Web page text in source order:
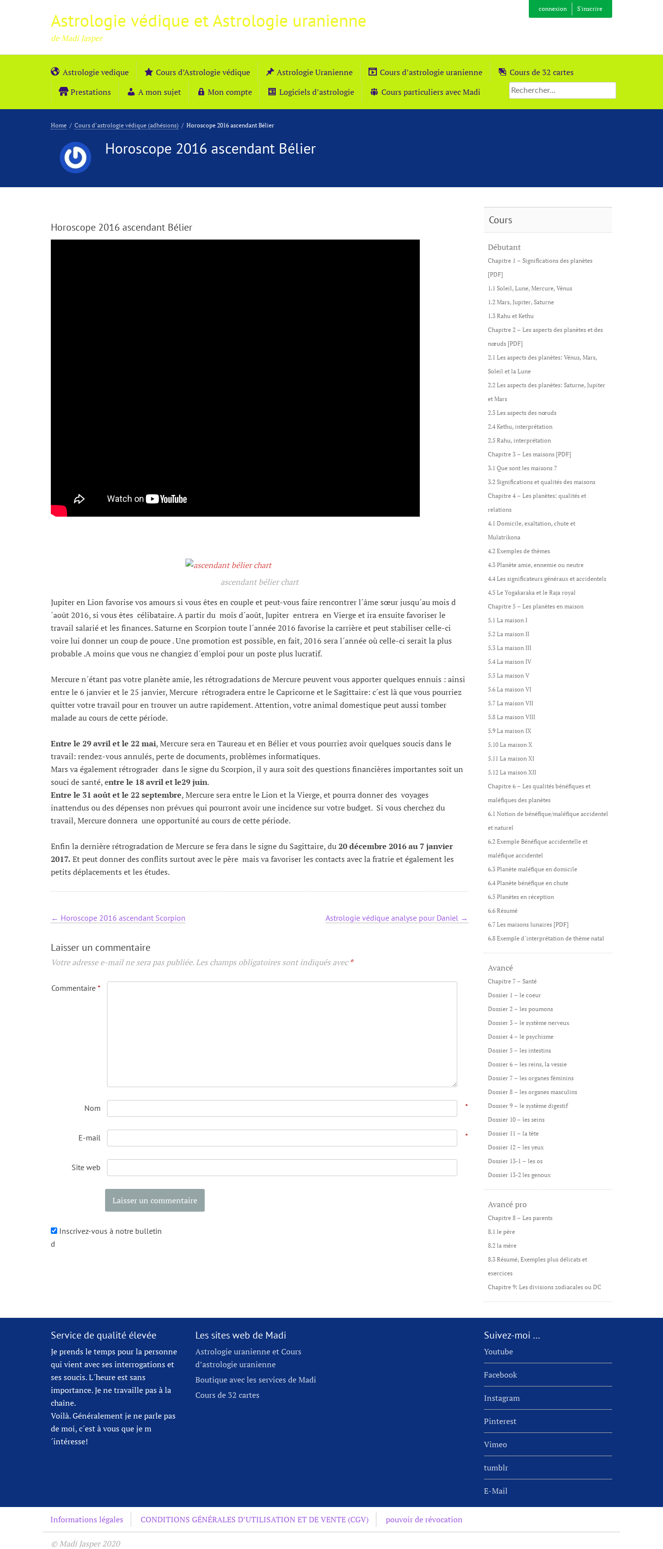
Astrologie védique et Astrologie uranienne
de Madi Jasper
connexion S'inscrire
Astrologie vedique Cours d’Astrologie védique Astrologie Uranienne Cours d’astrologie uranienne
Cours de 32 cartes
Prestations
A mon sujet Mon compte Logiciels d’astrologie Cours particuliers avec Madi
Home / Cours d’astrologie védique (adhésions) / Horoscope 2016 ascendant Bélier
Horoscope 2016 ascendant Bélier
Horoscope 2016 ascendant Bélier
ascendant bélier chart
Jupiter en Lion favorise vos amours si vous êtes en couple et peut-vous faire rencontrer l´âme sœur jusqu´au mois d
´août 2016, si vous êtes célibataire. A partir du mois d´août, Jupiter entrera en Vierge et ira ensuite favoriser le
travail salarié et les finances. Saturne en Scorpion toute l´année 2016 favorise la carrière et peut stabiliser celle-ci
voire lui donner un coup de pouce . Une promotion est possible, en fait, 2016 sera l´année où celle-ci serait la plus
probable .A moins que vous ne changiez d´emploi pour un poste plus lucratif.ascendant bélier
Mercure n´étant pas votre planète amie, les rétrogradations de Mercure peuvent vous apporter quelques ennuis : ainsi
entre le 6 janvier et le 25 janvier, Mercure rétrogradera entre le Capricorne et le Sagittaire: c´est là que vous pourriez
quitter votre travail pour en trouver un autre rapidement. Attention, votre animal domestique peut aussi tomber
malade au cours de cette période.
Entre le 29 avril et le 22 mai, Mercure sera en Taureau et en Bélier et vous pourriez avoir quelques soucis dans le
travail: rendez-vous annulés, perte de documents, problèmes informatiques.
Mars va également rétrograder dans le signe du Scorpion, il y aura soit des questions financières importantes soit un
souci de santé, entre le 18 avril et le29 juin.
Entre le 31 août et le 22 septembre, Mercure sera entre le Lion et la Vierge, et pourra donner des voyages
inattendus ou des dépenses non prévues qui pourront avoir une incidence sur votre budget. Si vous cherchez du
travail, Mercure donnera une opportunité au cours de cette période.
Enfin la dernière rétrogradation de Mercure se fera dans le signe du Sagittaire, du20 décembre 2016 au 7 janvier
2017. Et peut donner des conflits surtout avec le père mais va favoriser les contacts avec la fratrie et également les
petits déplacements et les études.
← Horoscope 2016 ascendant Scorpion Astrologie védique analyse pour Daniel →
Laisser un commentaire
Votre adresse e-mail ne sera pas publiée. Les champs obligatoires sont indiqués avec*
Commentaire*
Nom *
E-mail *
Site web
Inscrivez-vous à notre bulletin
d
Cours
Débutant
Chapitre 1 – Significations des planètes
[PDF]
1.1 Soleil, Lune, Mercure, Vénus
1.2 Mars, Jupiter, Saturne
1.3 Rahu et Kethu
Chapitre 2 – Les aspects des planètes et des
nœuds [PDF]
2.1 Les aspects des planètes: Vénus, Mars,
Soleil et la Lune
2.2 Les aspects des planètes: Saturne, Jupiter
et Mars
2.3 Les aspects des nœuds
2.4 Kethu, interprétation
2.5 Rahu, interprétation
Chapitre 3 – Les maisons [PDF]
3.1 Que sont les maisons ?
3.2 Significations et qualités des maisons
Chapitre 4 – Les planètes: qualités et
relations
4.1 Domicile, exaltation, chute et
Mulatrikona
4.2 Exemples de thèmes
4.3 Planète amie, ennemie ou neutre
4.4 Les significateurs généraux et accidentels
4.5 Le Yogakaraka et le Raja royal
Chapitre 5 – Les planètes en maison
5.1 La maison I
5.2 La maison II
5.3 La maison III
5.4 La maison IV
5.5 La maison V
5.6 La maison VI
5.7 La maison VII
5.8 La maison VIII
5.9 La maison IX
5.10 La maison X
5.11 La maison XI
5.12 La maison XII
Chapitre 6 – Les qualités bénéfiques et
maléfiques des planètes
6.1 Notion de bénéfique/maléfique accidentel
et naturel
6.2 Exemple Bénéfique accidentelle et
maléfique accidentel
6.3 Planète maléfique en domicile
6.4 Planète bénéfique en chute
6.5 Planètes en réception
6.6 Résumé
6.7 Les maisons lunaires [PDF]
6.8 Exemple d´interprétation de thème natal
Avancé
Chapitre 7 – Santé
Dossier 1 – le coeur
Dossier 2 – les poumons
Dossier 3 – le système nerveux
Dossier 4 – le psychisme
Dossier 5 – les intestins
Dossier 6 – les reins, la vessie
Dossier 7 – les organes féminins
Dossier 8 – les organes masculins
Dossier 9 – le système digestif
Dossier 10 – les seins
Dossier 11 – la tête
Dossier 12 – les yeux
Dossier 13-1 – les os
Dossier 13-2 les genoux
Avancé pro
Chapitre 8 – Les parents
8.1 le père
8.2 la mère
8.3 Résumé, Exemples plus délicats et
exercices
Chapitre 9: Les divisions zodiacales ou DC
Service de qualité élevée
Je prends le temps pour la personne
qui vient avec ses interrogations et
ses soucis. L´heure est sans
importance. Je ne travaille pas à la
chaîne.
Voilà. Généralement je ne parle pas
de moi, c´est à vous que je m
´intéresse!
Les sites web de Madi
Astrologie uranienne et Cours
d’astrologie uranienne
Boutique avec les services de Madi
Cours de 32 cartes
Suivez-moi …
Youtube
Facebook
Instagram
Pinterest
Vimeo
tumblr
E-Mail
Informations légales CONDITIONS GÉNÉRALES D’UTILISATION ET DE VENTE (CGV) pouvoir de révocation
© Madi Jasper 2020